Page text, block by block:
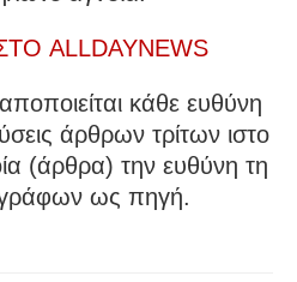
ALLDAYNEWS
κάθε ευθύνη
άρθρων τρίτων ιστο
(άρθρα) την ευθύνη τη
ως πηγή.